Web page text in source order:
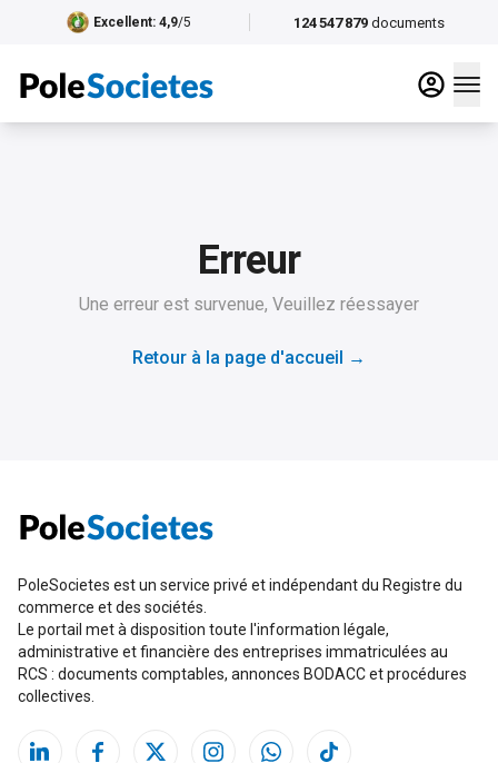
124 547 879 documents
Excellent: 4,9/5
Erreur
Une erreur est survenue, Veuillez réessayer
Retour à la page d'accueil →
PoleSocietes est un service privé et indépendant du Registre du
commerce et des sociétés.
Le portail met à disposition toute l'information légale,
administrative et financière des entreprises immatriculées au
RCS : documents comptables, annonces BODACC et procédures
collectives.